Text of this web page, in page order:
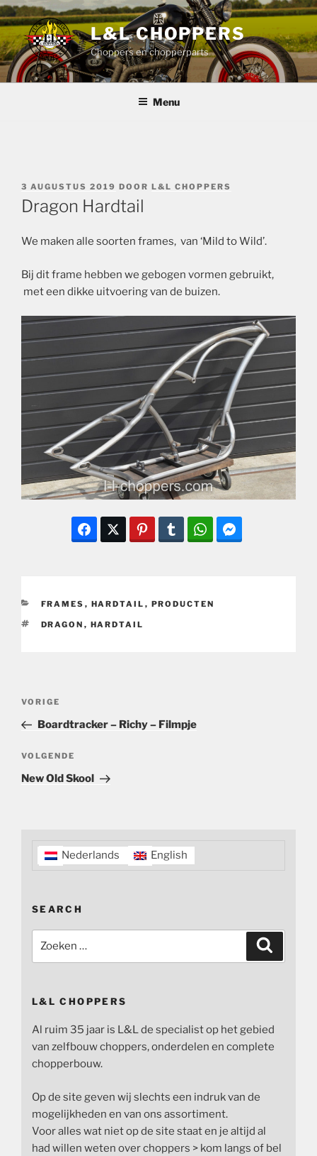
Ga
naar
de
inhoud
L&L CHOPPERS
Choppers en chopperparts
Menu
GEPLAATST
OP
3 AUGUSTUS 2019 DOOR L&L CHOPPERS
Dragon Hardtail
We maken alle soorten frames, van ‘Mild to Wild’.
Bij dit frame hebben we gebogen vormen gebruikt,
met een dikke uitvoering van de buizen.
CATEGORIEËN
FRAMES , HARDTAIL , PRODUCTEN
TAGS
DRAGON , HARDTAIL
Bericht
Vorig
bericht
VORIGE
Boardtracker – Richy – Filmpje
Volgend
bericht
VOLGENDE
New Old Skool
Nederlands English
SEARCH
naar:
L&L CHOPPERS
Al ruim 35 jaar is L&L de specialist op het gebied
van zelfbouw choppers, onderdelen en complete
chopperbouw.
Op de site geven wij slechts een indruk van de
mogelijkheden en van ons assortiment.
Voor alles wat niet op de site staat en je altijd al
had willen weten over choppers > kom langs of bel